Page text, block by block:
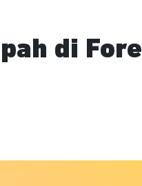
di Fore